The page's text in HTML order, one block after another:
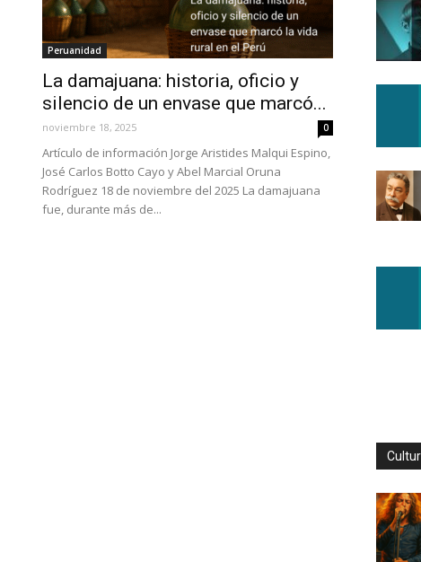
Peruanidad
La damajuana: historia, oficio y
silencio de un envase que marcó...
noviembre 18, 2025 0
Artículo de información Jorge Aristides Malqui Espino,
José Carlos Botto Cayo y Abel Marcial Oruna
Rodríguez 18 de noviembre del 2025 La damajuana
fue, durante más de...